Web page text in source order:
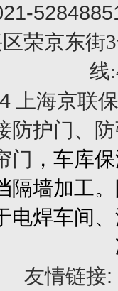
京东街3
线
上海京联
防护门、
门 ，车库
隔墙加工
电焊车间
友情链接: